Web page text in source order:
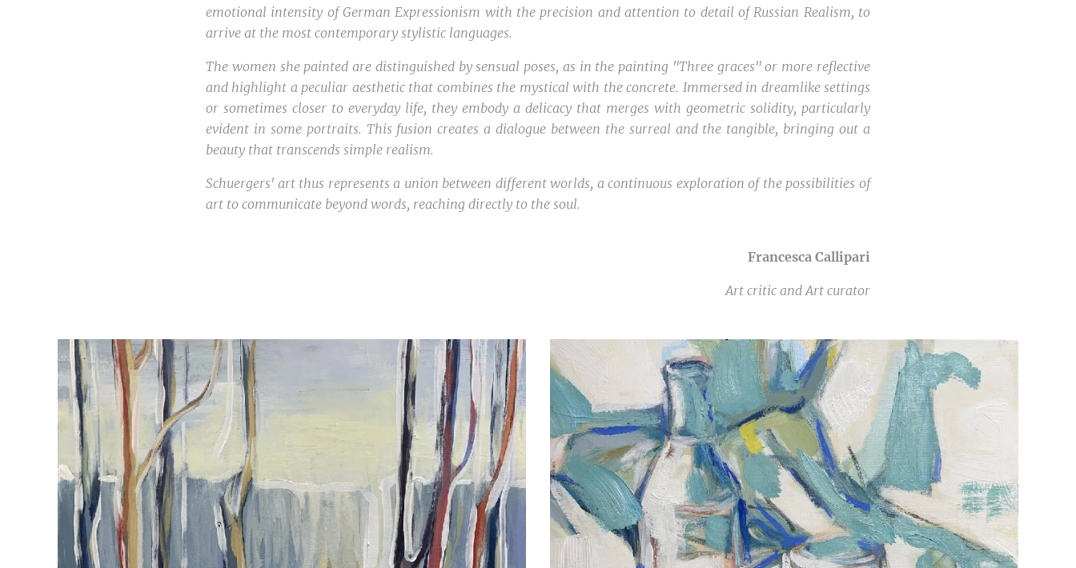
emotional intensity of German Expressionism with the precision and attention to detail of Russian Realism, to
arrive at the most contemporary stylistic languages.
The women she painted are distinguished by sensual poses, as in the painting "Three graces" or more reflective
and highlight a peculiar aesthetic that combines the mystical with the concrete. Immersed in dreamlike settings
or sometimes closer to everyday life, they embody a delicacy that merges with geometric solidity, particularly
evident in some portraits. This fusion creates a dialogue between the surreal and the tangible, bringing out a
beauty that transcends simple realism.
Schuergers' art thus represents a union between different worlds, a continuous exploration of the possibilities of
art to communicate beyond words, reaching directly to the soul.
Francesca Callipari
Art critic and Art curator